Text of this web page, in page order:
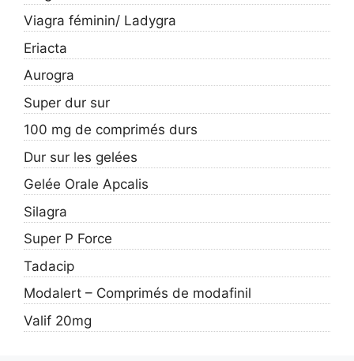
Viagra féminin/ Ladygra
Eriacta
Aurogra
Super dur sur
100 mg de comprimés durs
Dur sur les gelées
Gelée Orale Apcalis
Silagra
Super P Force
Tadacip
Modalert – Comprimés de modafinil
Valif 20mg